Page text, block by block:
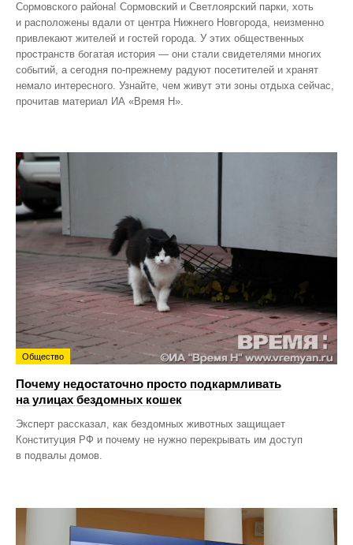
Сормовского района! Сормовский и Светлоярский парки, хоть
и расположены вдали от центра Нижнего Новгорода, неизменно
привлекают жителей и гостей города. У этих общественных
пространств богатая история — они стали свидетелями многих
событий, а сегодня по‑прежнему радуют посетителей и хранят
немало интересного. Узнайте, чем живут эти зоны отдыха сейчас,
прочитав материал ИА «Время Н».
Общество
Почему недостаточно просто подкармливать
на улицах бездомных кошек
Эксперт рассказал, как бездомных животных защищает
Конституция РФ и почему не нужно перекрывать им доступ
в подвалы домов.